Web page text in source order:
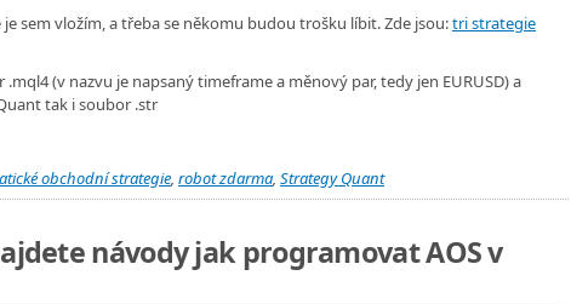
je sem vložím, a třeba se někomu budou trošku líbit. Zde jsou:tri strategie
.mql4 (v nazvu je napsaný timeframe a měnový par, tedy jen EURUSD) a
tak i soubor .str
obchodní strategie, robot zdarma, Strategy Quant
návody jak programovat AOS v